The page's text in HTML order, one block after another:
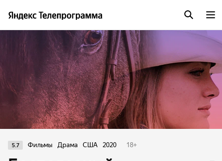
5.7 Фильмы Драма США 2020 18+